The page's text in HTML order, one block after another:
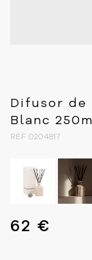
Difusor de
Blanc
REF 0204817
62 €